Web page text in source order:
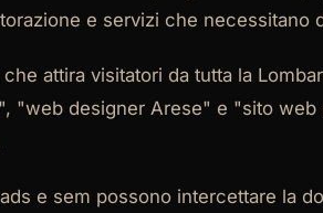
e servizi che necessitano
attira visitatori da tutta la
"web designer Arese" e "sito
e sem possono intercettare la